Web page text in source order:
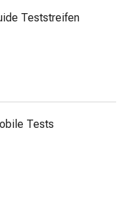
Teststreifen
Tests